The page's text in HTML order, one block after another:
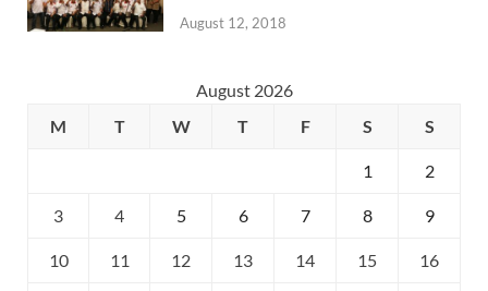
August 12, 2018
August 2026
M
T W T F S S
1 2
3 4 5 6 7 8 9
10 11 12 13 14 15 16